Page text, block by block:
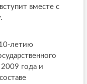
вместе с
летию
года и